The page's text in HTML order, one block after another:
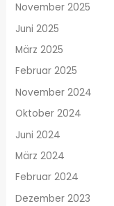
November 2025
Juni 2025
März 2025
Februar 2025
November 2024
Oktober 2024
Juni 2024
März 2024
Februar 2024
Dezember 2023